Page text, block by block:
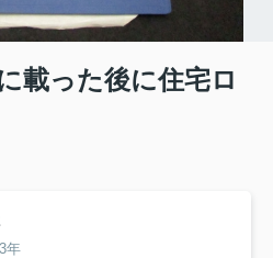
載った後に住宅ロ
年